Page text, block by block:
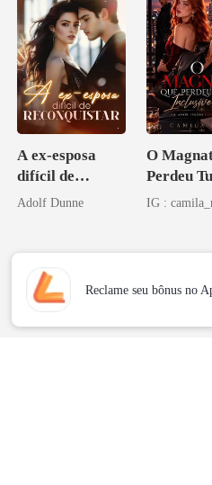
A ex-esposa
difícil de
reconquistar
Adolf Dunne
O
Perdeu
Inclusive
IG :
Reclame seu bônus no